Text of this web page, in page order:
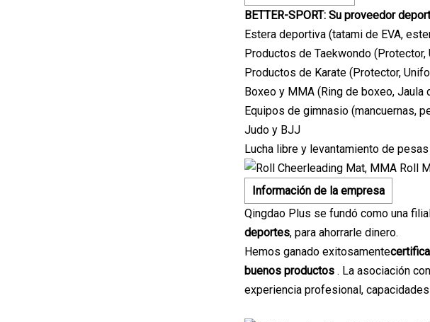
BETTER-SPORT: Su proveedor
Estera deportiva (tatami de EVA,
Productos de Taekwondo (Protector,
Productos de Karate (Protector,
Boxeo y MMA (Ring de boxeo, Jaula
Equipos de gimnasio (mancuernas,
Judo y BJJ
Lucha libre y levantamiento de pesas
Información de la empresa
Qingdao Plus se fundó como una
deportes, para ahorrarle dinero.
Hemos ganado exitosamente
buenos productos . La asociación
experiencia profesional,